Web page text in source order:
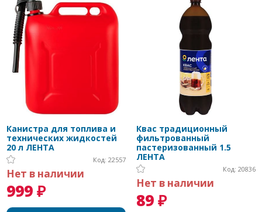
Канистра для топлива и
технических жидкостей
20 л ЛЕНТА
Код: 22557
Нет в наличии
999 ₽
Квас традиционный
фильтрованный
пастеризованный 1.5
ЛЕНТА
Код: 20836
Нет в наличии
89 ₽